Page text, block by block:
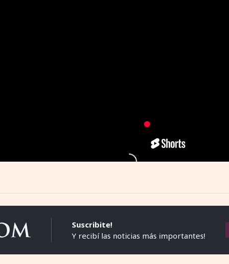
Suscribite!
Y recibí las noticias más importantes!